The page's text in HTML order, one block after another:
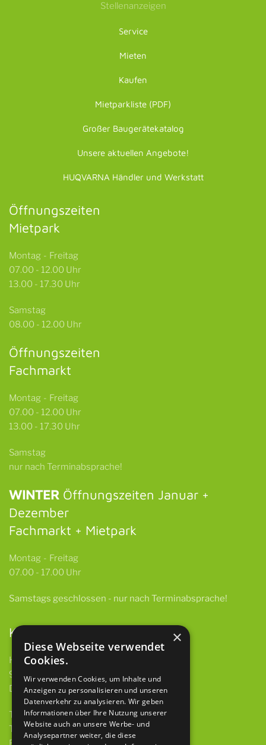
Stellenanzeigen
Service
Mieten
Kaufen
Mietparkliste (PDF)
Großer Baugerätekatalog
Unsere aktuellen Angebote!
HUQVARNA Händler und Werkstatt
Öffnungszeiten
Mietpark
Montag - Freitag
07.00 - 12.00 Uhr
13.00 - 17.30 Uhr
Samstag
08.00 - 12.00 Uhr
Öffnungszeiten
Fachmarkt
Montag - Freitag
07.00 - 12.00 Uhr
13.00 - 17.30 Uhr
Samstag
nur nach Terminabsprache!
WINTER Öffnungszeiten Januar +
Dezember
Fachmarkt + Mietpark
Montag - Freitag
07.00 - 17.00 Uhr
Samstags geschlossen - nur nach Terminabsprache!
Kontakt
HBH GmbH & Co. KG
97922 Lauda-Königshofen
Deubacher Str. 12
Telefon 09343 615 921-0
Telefax 09343 615 921-9
×
Diese Webseite verwendet
Cookies.
Wir verwenden Cookies, um Inhalte und
Anzeigen zu personalisieren und unseren
Datenverkehr zu analysieren. Wir geben
Informationen über Ihre Nutzung unserer
Website auch an unsere Werbe- und
Analysepartner weiter, die diese